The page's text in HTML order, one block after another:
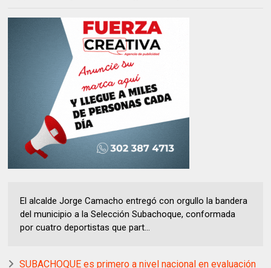
El alcalde Jorge Camacho entregó con orgullo la bandera
del municipio a la Selección Subachoque, conformada
por cuatro deportistas que part...
SUBACHOQUE es primero a nivel nacional en evaluación